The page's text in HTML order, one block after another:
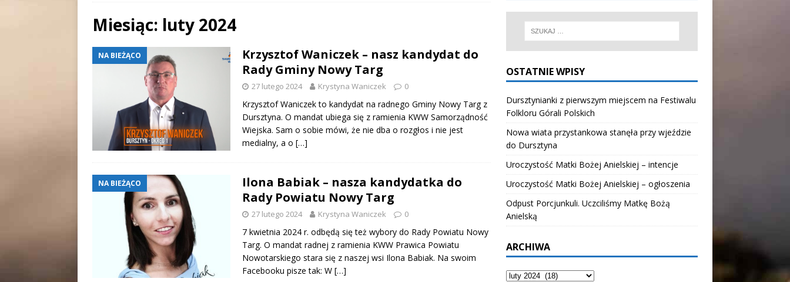
[ 2 sierpnia 2026 ]
[ 2 sierpnia 2026 ] Odpust Porcjunkuli. Uczciliśmy Matkę Bożą Anielską
WYDARZENIA
Folkloru Górali Polskich
ZESPÓŁ REGIONALNY "HONAJ"
Miesiąc: luty 2024
NA BIEŻĄCO
Krzysztof Waniczek – nasz kandydat do
Rady Gminy Nowy Targ
27 lutego 2024 Krystyna Waniczek 0
Krzysztof Waniczek to kandydat na radnego Gminy Nowy Targ z
Dursztyna. O mandat ubiega się z ramienia KWW Samorządność
Wiejska. Sam o sobie mówi, że nie dba o rozgłos i nie jest
medialny, a o […]
NA BIEŻĄCO
Ilona Babiak – nasza kandydatka do
Rady Powiatu Nowy Targ
27 lutego 2024 Krystyna Waniczek 0
7 kwietnia 2024 r. odbędą się też wybory do Rady Powiatu Nowy
Targ. O mandat radnej z ramienia KWW Prawica Powiatu
Nowotarskiego stara się z naszej wsi Ilona Babiak. Na swoim
Facebooku pisze tak: W […]
OSTATNIE WPISY
Dursztynianki z pierwszym miejscem na Festiwalu
Folkloru Górali Polskich
Nowa wiata przystankowa stanęła przy wjeździe
do Dursztyna
Uroczystość Matki Bożej Anielskiej – intencje
Uroczystość Matki Bożej Anielskiej – ogłoszenia
Odpust Porcjunkuli. Uczciliśmy Matkę Bożą
Anielską
ARCHIWA